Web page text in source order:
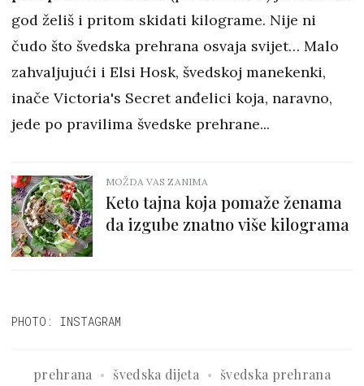
god želiš i pritom skidati kilograme. Nije ni
čudo što švedska prehrana osvaja svijet… Malo
zahvaljujući i Elsi Hosk, švedskoj manekenki,
inače Victoria's Secret anđelici koja, naravno,
jede po pravilima švedske prehrane...
MOŽDA VAS ZANIMA
Keto tajna koja pomaže ženama
da izgube znatno više kilograma
PHOTO: INSTAGRAM
prehrana švedska dijeta
švedska prehrana